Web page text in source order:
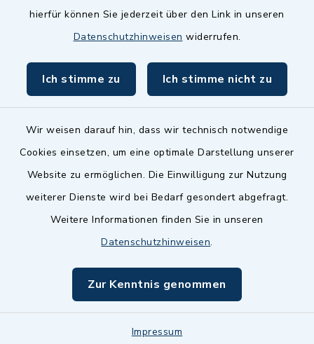
hierfür können Sie jederzeit über den Link in unseren
Datenschutzhinweisen widerrufen.
Ich stimme zu Ich stimme nicht zu
Wir weisen darauf hin, dass wir technisch notwendige
Cookies einsetzen, um eine optimale Darstellung unserer
Website zu ermöglichen. Die Einwilligung zur Nutzung
weiterer Dienste wird bei Bedarf gesondert abgefragt.
Weitere Informationen finden Sie in unseren
Datenschutzhinweisen.
Zur Kenntnis genommen
Impressum
Dillenberggruppe
inixmedia GmbH
Barrierefreiheit
Impressum
Sitemap